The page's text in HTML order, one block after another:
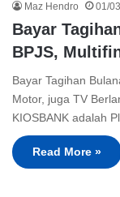
Maz Hendro 01/
Bayar
BPJS,
Bayar Tagihan
Motor, juga TV
KIOSBANK adalah
Read More »